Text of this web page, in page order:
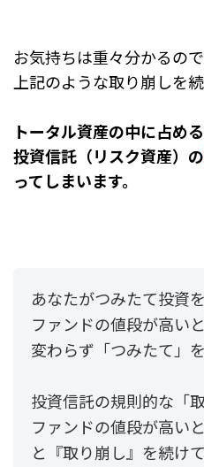
お気持ちは重々分かるので
上記のような取り崩しを続
トータル資産の中に占める
投資信託（リスク資産）の
ってしまいます。
あなたがつみたて投資を
ファンドの値段が高い
変わらず「つみたて」
投資信託の規則的な「
ファンドの値段が高い
と『取り崩し』を続け